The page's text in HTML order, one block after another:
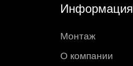
Информация
Монтаж
О компании